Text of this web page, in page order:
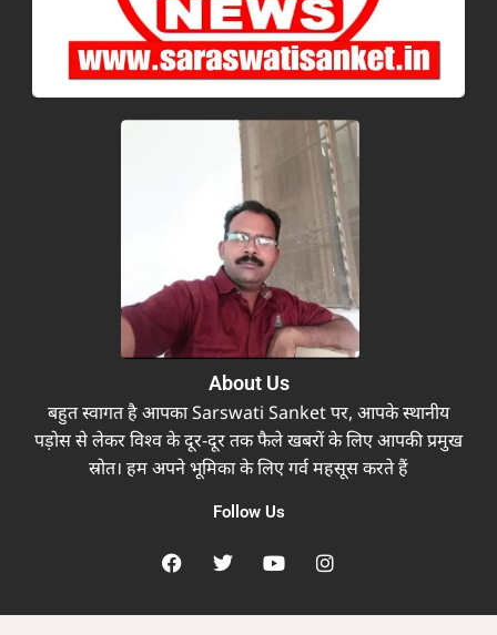
About Us
बहुत स्वागत है आपका Sarswati Sanket पर, आपके स्थानीय
पड़ोस से लेकर विश्व के दूर-दूर तक फैले खबरों के लिए आपकी प्रमुख
स्रोत। हम अपने भूमिका के लिए गर्व महसूस करते हैं
Follow Us